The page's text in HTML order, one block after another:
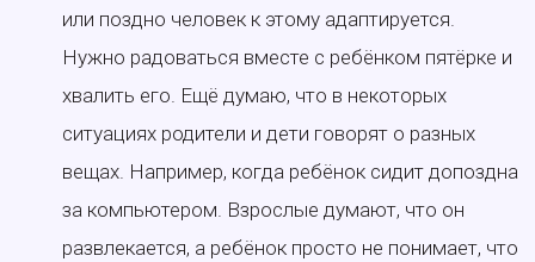
или поздно человек к этому адаптируется.
Нужно радоваться вместе с ребёнком пятёрке и
хвалить его. Ещё думаю, что в некоторых
ситуациях родители и дети говорят о разных
вещах. Например, когда ребёнок сидит допоздна
за компьютером. Взрослые думают, что он
развлекается, а ребёнок просто не понимает, что